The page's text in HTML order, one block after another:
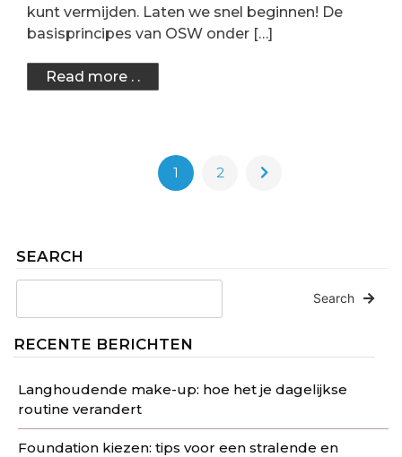
SEARCH
Search
RECENTE BERICHTEN
Langhoudende make-up: hoe het je dagelijkse
routine verandert
Foundation kiezen: tips voor een stralende en
kunt vermijden. Laten we snel beginnen! De
basisprincipes van OSW onder […]
Read more . .
1 2